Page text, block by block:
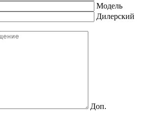
Модель
Дилерский
Доп.